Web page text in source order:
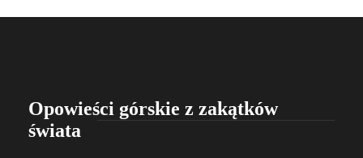
Opowieści górskie z zakątków
świata